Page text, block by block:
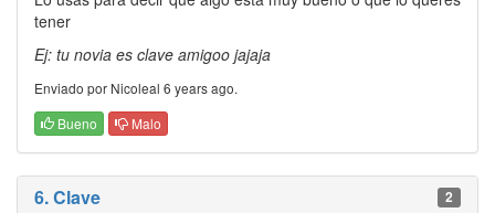
tener
Ej: tu novia es clave amigoo jajaja
Enviado por Nicoleal 6 years ago.
Bueno
Malo
6. Clave 2